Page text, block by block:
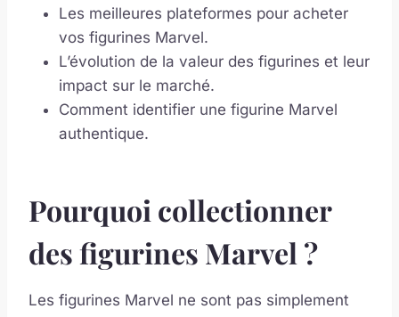
Les meilleures plateformes pour acheter
vos figurines Marvel.
L’évolution de la valeur des figurines et leur
impact sur le marché.
Comment identifier une figurine Marvel
authentique.
Pourquoi collectionner
des figurines Marvel ?
Les figurines Marvel ne sont pas simplement